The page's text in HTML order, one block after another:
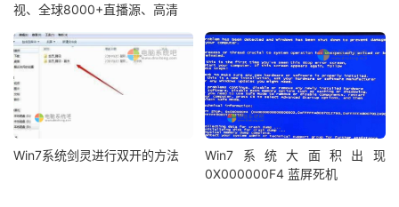
视、全球8000+直播源、高清
Win7系统剑灵进行双开的方法
Win7系统大面积出现
0X000000F4 蓝屏死机